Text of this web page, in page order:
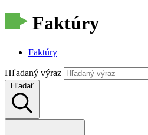
Faktúry
Faktúry
Hľadaný výraz
Hľadať